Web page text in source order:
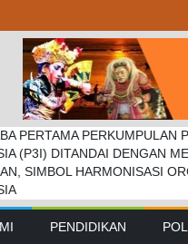
PERTAMA PERKUMPULAN
(P3I) DITANDAI DENGAN
SIMBOL HARMONISASI
Pramuka Kwarcab
Dan Dprd Badung Sepakati
Rp 14,2 Triliun
PENDIDIKAN